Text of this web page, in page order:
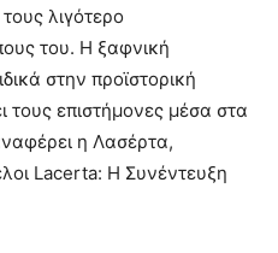
λιγότερο
του. Η ξαφνική
στην προϊστορική
τους επιστήμονες μέσα στα
η Λασέρτα,
Lacerta: Η Συνέντευξη